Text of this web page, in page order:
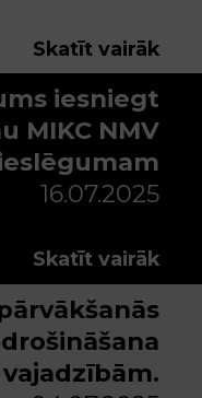
Skatīt vairāk
iesniegt
MIKC NMV
16.07.2025
Skatīt vairāk
vajadzībām.